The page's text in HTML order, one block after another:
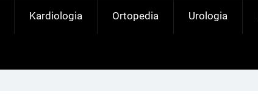
Kardiologia Ortopedia Urologia